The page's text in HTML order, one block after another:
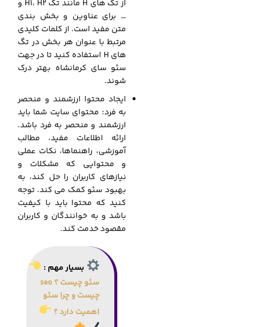
از تگ های H مانند تگ H1، H2 و
… برای عناوین و بخش بندی
متن مفید است. از کلمات کلیدی
مرتبط با عنوان هر بخش در تگ
های H استفاده کنید تا در جهت
سئو سای کرمانشاه بهتر درک
شوند.
ایجاد محتوا ارزشمند و منحصر
به فرد: محتوای سایت شما باید
ارزشمند و منحصر به فرد باشد.
ارائه اطلاعات مفید، مطالب
آموزشی، راهنماها، نکات عملی
و محتوایی که مشکلات و
نیازهای کاربران را حل کند، به
بهبود سئو کمک می کند. توجه
کنید که محتوا باید با کیفیت
باشد و به خوانندگان و کاربران
مقصود خدمت کند.
بسیار مهم :
سئو چیست ؟ seo
چیست و چرا سئو
اهمیت دارد ؟